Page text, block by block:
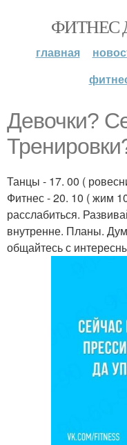
ФИТНЕС
главная
Девочки?
Танцы - 17. 00 (
Фитнес - 20. 10 ( жим
расслабиться.
внутренне. Планы.
общайтесь с